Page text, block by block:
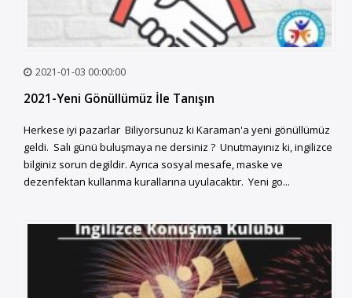
2021-01-03 00:00:00
2021-Yeni Gönüllümüz İle Tanışın
Herkese iyi pazarlar Biliyorsunuz ki Karaman'a yeni gönüllümüz
geldi. Salı günü buluşmaya ne dersiniz ? Unutmayınız ki, ingilizce
bilginiz sorun degildir. Ayrıca sosyal mesafe, maske ve
dezenfektan kullanma kurallarına uyulacaktır. Yeni go...